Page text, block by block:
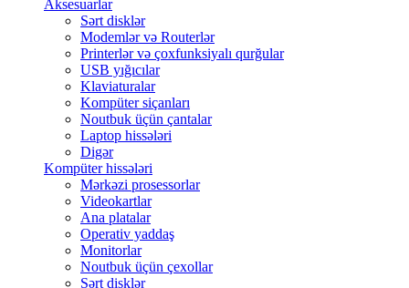
Aksesuarlar
Sərt disklər
Modemlər və Routerlər
Printerlər və çoxfunksiyalı qurğular
USB yığıcılar
Klaviaturalar
Kompüter siçanları
Noutbuk üçün çantalar
Laptop hissələri
Digər
Kompüter hissələri
Mərkəzi prosessorlar
Videokartlar
Ana platalar
Operativ yaddaş
Monitorlar
Noutbuk üçün çexollar
Sərt disklər